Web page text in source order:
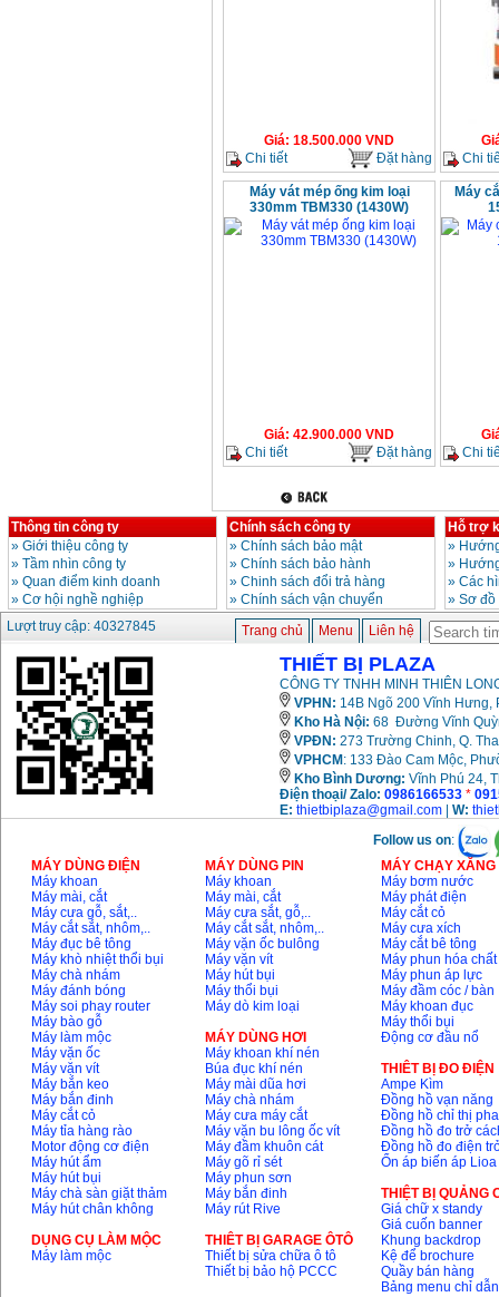
Giá: 18.500.000 VND
Chi tiết
Đặt hàng
Chi
Máy vát mép ống kim loại
330mm TBM330 (1430W)
Giá: 42.900.000 VND
Chi tiết
Đặt hàng
Máy
Chi
Thông tin công ty
» Giới thiệu công ty
» Tầm nhìn công ty
» Quan điểm kinh doanh
» Cơ hội nghề nghiệp
Chính sách công ty
» Chính sách bảo mật
» Chính sách bảo hành
» Chinh sách đổi trả hàng
» Chính sách vận chuyển
Hỗ trợ
»
»
» Các
» Sơ
Lượt truy cập: 40327845
Trang chủ Menu Liên hệ
THIẾT BỊ PLAZA
CÔNG TY TNHH MINH THIÊN
VPHN: 14B Ngõ 200 Vĩnh Hưng,
Kho Hà Nội: 68 Đường Vĩnh
VPĐN: 273 Trường Chinh, Q.
VPHCM : 133 Đào Cam Mộc,
Kho Bình Dương: Vĩnh Phú 24,
Điện thoại/ Zalo: 0986166533 *
E: thietbiplaza@gmail.com W:
Follow us on:
MÁY DÙNG ĐIỆN
Máy khoan
Máy mài, cắt
Máy cưa gỗ, sắt,..
Máy cắt sắt, nhôm,..
Máy đục bê tông
Máy khò nhiệt thổi bụi
Máy chà nhám
Máy đánh bóng
Máy soi phay router
Máy bào gỗ
Máy làm mộc
Máy vặn ốc
Máy vặn vít
Máy bắn keo
Máy bắn đinh
Máy cắt cỏ
Máy tỉa hàng rào
Motor động cơ điện
Máy hút ẩm
Máy hút bụi
Máy chà sàn giặt thảm
Máy hút chân không
DỤNG CỤ LÀM MỘC
Máy làm mộc
MÁY DÙNG PIN
Máy khoan
Máy mài, cắt
Máy cưa sắt, gỗ,..
Máy cắt sắt, nhôm,..
Máy vặn ốc bulông
Máy vặn vít
Máy hút bụi
Máy thổi bụi
Máy dò kim loại
MÁY DÙNG HƠI
Máy khoan khí nén
Búa đục khí nén
Máy mài dũa hơi
Máy chà nhám
Máy cưa máy cắt
Máy vặn bu lông ốc vít
Máy đầm khuôn cát
Máy gõ rỉ sét
Máy phun sơn
Máy bắn đinh
Máy rút Rive
THIÊT BỊ GARAGE ÔTÔ
Thiết bị sửa chữa ô tô
Thiết bị bảo hộ PCCC
MÁY CHẠY
Máy bơm nước
Máy phát điện
Máy cắt cỏ
Máy cưa xích
Máy cắt bê tông
Máy phun hóa chất
Máy phun áp lực
Máy đầm cóc / bàn
Máy khoan đục
Máy thổi bụi
Động cơ đầu nổ
THIÊT BỊ ĐO ĐIỆN
Ampe Kìm
Đồng hồ vạn năng
Đồng hồ chỉ thị pha
Đồng hồ đo trở
Đồng hồ đo điện
Ổn áp biến áp Lioa
THIỆT BỊ QUẢNG
Giá chữ x standy
Giá cuốn banner
Khung backdrop
Kệ để brochure
Quầy bán hàng
Bảng menu chỉ dẫn